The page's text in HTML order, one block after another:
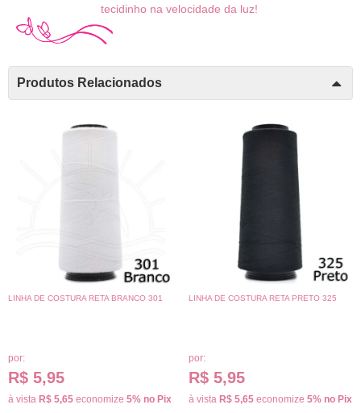
tecidinho na velocidade da luz!
Produtos Relacionados
LINHA DE COSTURA RETA BRANCO 301
por:
R$ 5,95
à vista R$ 5,65 economize 5% no Pix
LINHA DE COSTURA RETA PRETO 325
por:
R$ 5,95
à vista R$ 5,65 economize 5% no Pix